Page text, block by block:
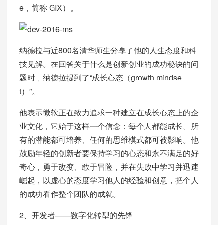
e，简称 GIX）。
纳德拉与近800名清华师生分享了他的人生态度和科
技见解。在回答关于什么是创新创业的成功秘诀的问
题时，纳德拉提到了“成长心态（growth mindse
t）”。
他表示微软正在致力追求一种建立在成长心态上的企
业文化，它始于这样一个信念：每个人都能成长、所
有的潜能都可培养、任何的思维模式都可被影响。他
鼓励年轻的创新者要保持学习的心态和永不满足的好
奇心，勇于改变、敢于冒险，并在失败中学习并迅速
崛起，以虚心的态度学习他人的经验和创意，把个人
的成功看作整个团队的成就。
2、开发者——数字化转型的先锋